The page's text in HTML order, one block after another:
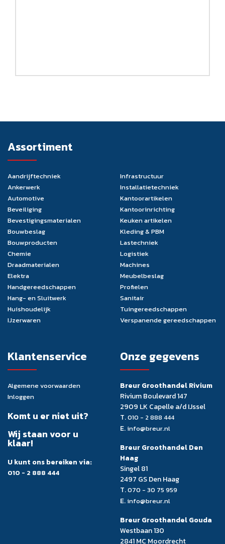
Assortiment
Aandrijftechniek
Ankerwerk
Automotive
Beveiliging
Bevestigingsmaterialen
Bouwbeslag
Bouwproducten
Chemie
Draadmaterialen
Elektra
Handgereedschappen
Hang- en Sluitwerk
Huishoudelijk
IJzerwaren
Infrastructuur
Installatietechniek
Kantoorartikelen
Kantoorinrichting
Keuken artikelen
Kleding & PBM
Lastechniek
Logistiek
Machines
Meubelbeslag
Profielen
Sanitair
Tuingereedschappen
Verspanende gereedschappen
Klantenservice
Algemene voorwaarden
Inloggen
Komt u er niet uit?
Wij staan voor u
klaar!
U kunt ons bereiken via:
010 - 2 888 444
Onze gegevens
Breur Groothandel Rivium
Rivium Boulevard 147
2909 LK Capelle a/d IJssel
T.010 - 2 888 444
E. info@breur.nl
Breur Groothandel Den
Haag
Singel 81
2497 GS Den Haag
T.070 - 30 75 959
E. info@breur.nl
Breur Groothandel Gouda
Westbaan 130
2841 MC Moordrecht